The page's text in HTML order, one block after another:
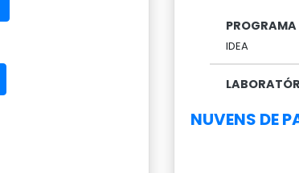
IDEA
NUVENS DE